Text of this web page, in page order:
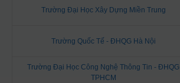
Trường Đại Học Xây Dựng Miền Trung
Trường Quốc Tế - ĐHQG Hà Nội
Trường Đại Học Công Nghệ Thông Tin - ĐHQG
TPHCM